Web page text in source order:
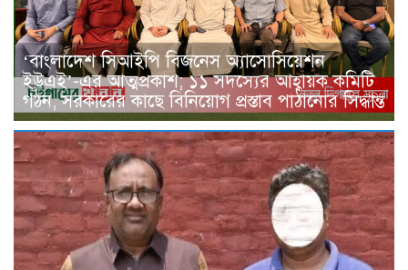
‘বাংলাদেশ সিআইপি বিজনেস অ্যাসোসিয়েশন
ইউএই’-এর আত্মপ্রকাশ; ১১ সদস্যের আহ্বায়ক কমিটি
গঠন, সরকারের কাছে বিনিয়োগ প্রস্তাব পাঠানোর সিদ্ধান্ত